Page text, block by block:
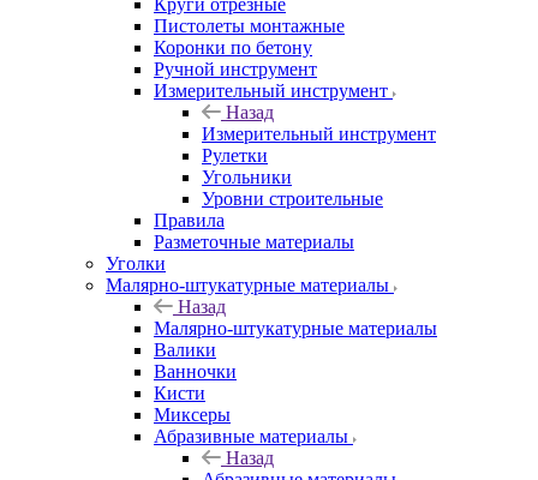
Круги отрезные
Пистолеты монтажные
Коронки по бетону
Ручной инструмент
Измерительный инструмент
Назад
Измерительный инструмент
Рулетки
Угольники
Уровни строительные
Правила
Разметочные материалы
Уголки
Малярно-штукатурные материалы
Назад
Малярно-штукатурные материалы
Валики
Ванночки
Кисти
Миксеры
Абразивные материалы
Назад